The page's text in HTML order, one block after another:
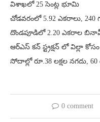
విశాఖలో 25 సెంట్ల భూమి
చోడవరంలో 5.92 ఎకరాలు, 240
దొండపూడిలో 2.20 ఎకరాల
ఆర్ఎస్ కన్ స్ట్రక్షన్ లో విల్లా కోసం
సోదాల్లో రూ.38 లక్షల నగదు,
0 comment